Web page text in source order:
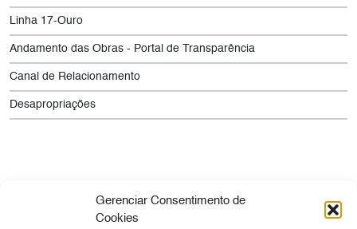
Gerenciar Consentimento de
Cookies
Linha 17-Ouro
Andamento das Obras - Portal de Transparência
Canal de Relacionamento
Desapropriações